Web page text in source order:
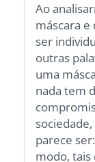
Ao
máscara
ser
outras
uma
nada tem
parece
modo, tais